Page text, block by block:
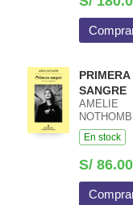
PRIMERA
SANGRE
AMELIE
NOTHOMB
En stock
S/ 86.00